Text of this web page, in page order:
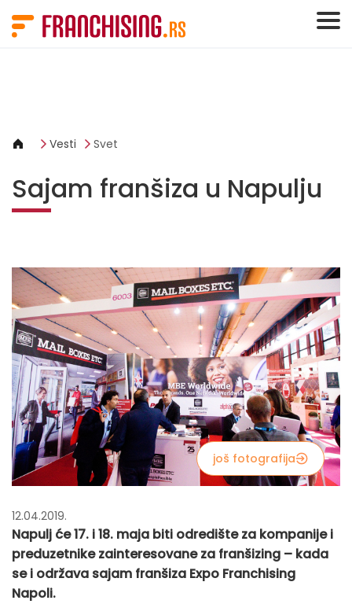
Vesti Svet
Sajam franšiza u Napulju
još fotografija
12.04.2019.
Napulj će 17. i 18. maja biti odredište za kompanije i
preduzetnike zainteresovane za franšizing – kada
se i održava sajam franšiza Expo Franchising
Napoli.